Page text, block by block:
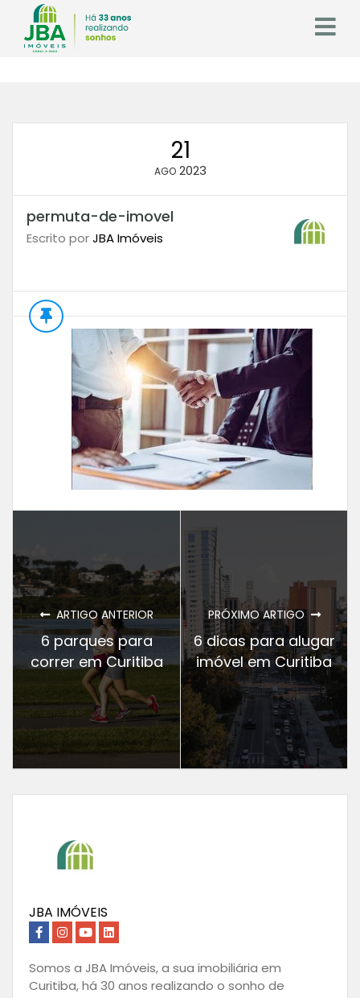
21
AGO 2023
permuta-de-imovel
Escrito porJBA Imóveis
ARTIGO ANTERIOR
6 parques para
correr em Curitiba
PRÓXIMO ARTIGO
6 dicas para alugar
imóvel em Curitiba
JBA IMÓVEIS
Somos a JBA Imóveis, a sua imobiliária em
Curitiba, há 30 anos realizando o sonho de